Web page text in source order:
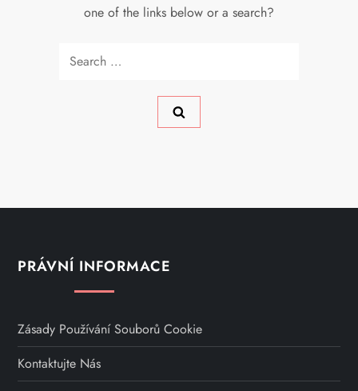
one of the links below or a search?
PRÁVNÍ INFORMACE
Zásady Používání Souborů Cookie
Kontaktujte Nás